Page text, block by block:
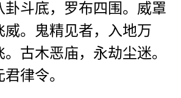
卦斗底，罗布四围。威罩
威。鬼精见者，入地万
古木恶庙，永劫尘迷。
律令。